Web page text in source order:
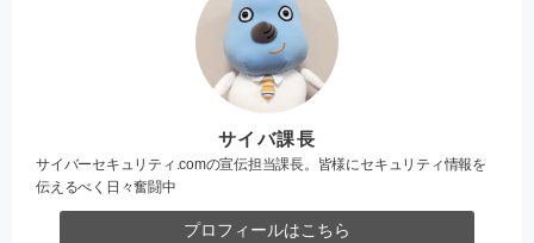
サイバ課長
サイバーセキュリティ.comの宣伝担当課長。皆様にセキュリティ情報を
伝えるべく日々奮闘中
プロフィールはこちら